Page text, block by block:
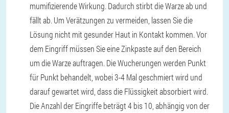
mumifizierende Wirkung. Dadurch stirbt die Warze ab und
fällt ab. Um Verätzungen zu vermeiden, lassen Sie die
Lösung nicht mit gesunder Haut in Kontakt kommen. Vor
dem Eingriff müssen Sie eine Zinkpaste auf den Bereich
um die Warze auftragen. Die Wucherungen werden Punkt
für Punkt behandelt, wobei 3-4 Mal geschmiert wird und
darauf gewartet wird, dass die Flüssigkeit absorbiert wird.
Die Anzahl der Eingriffe beträgt 4 bis 10, abhängig von der